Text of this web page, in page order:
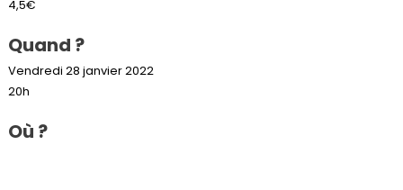
4,5€
Quand ?
Vendredi 28 janvier 2022
20h
Où ?